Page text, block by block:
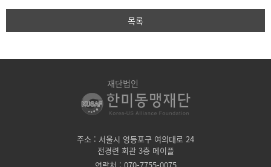
목록
재단법인
주소 : 서울시 영등포구 여의대로 24
전경련 회관 3층 메이플